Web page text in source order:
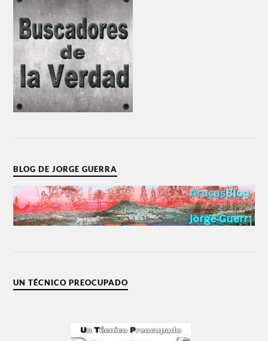
BLOG DE JORGE GUERRA
UN TÉCNICO PREOCUPADO